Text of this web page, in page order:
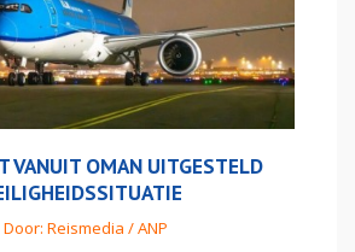
VANUIT OMAN UITGESTELD
Reismedia / ANP